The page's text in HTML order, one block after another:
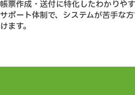
帳票作成・送付に特化したわかりや
サポート体制で、システムが苦手な
けます。